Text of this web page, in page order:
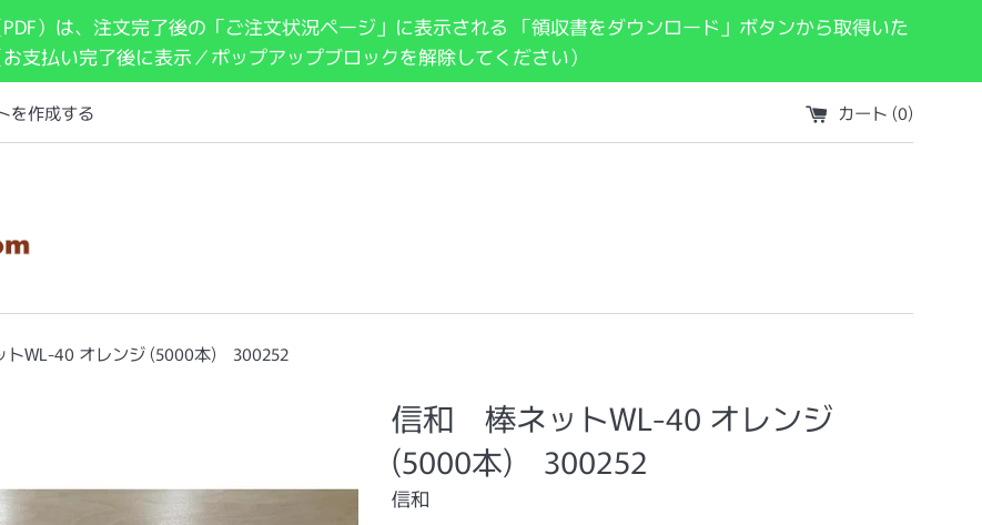
）は、注文完了後の「ご注文状況ページ」に表示される 「領収書をダウンロード」ボタンから取得いた
支払い完了後に表示／ポップアップブロックを解除してください）
を作成する カート (0)
WL-40 オレンジ (5000本) 300252
信和 棒ネットWL-40 オレンジ
(5000本) 300252
信和